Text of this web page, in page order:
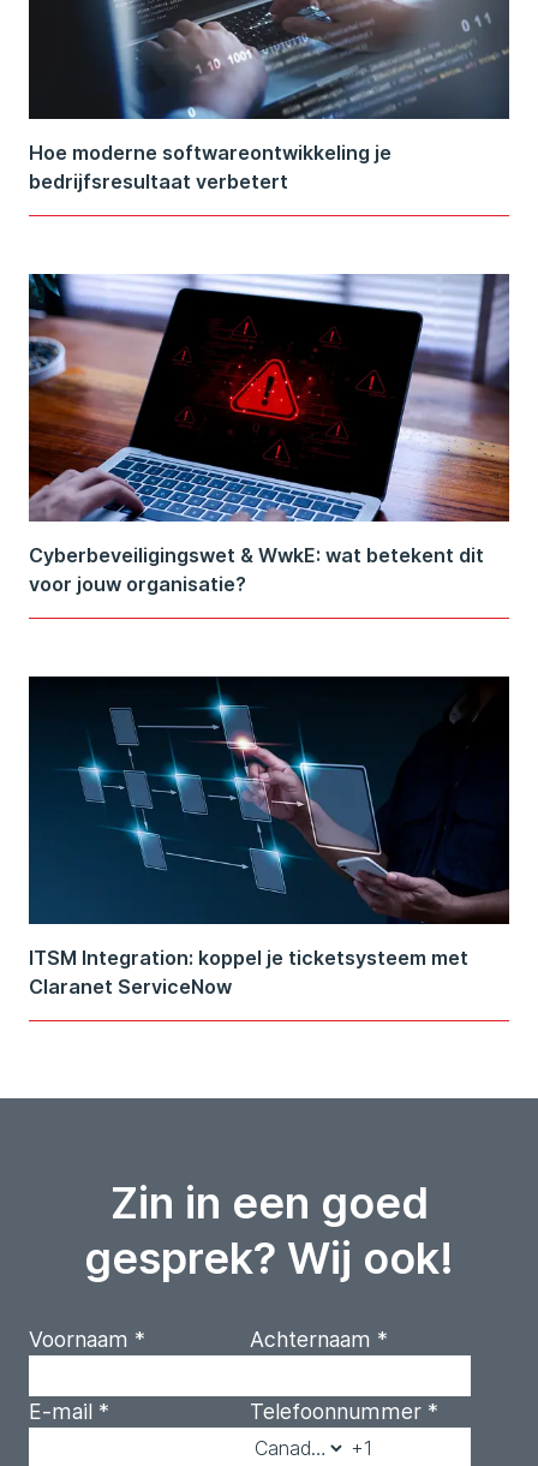
Hoe moderne softwareontwikkeling je
bedrijfsresultaat verbetert
Cyberbeveiligingswet & WwkE: wat betekent dit
voor jouw organisatie?
ITSM Integration: koppel je ticketsysteem met
Claranet ServiceNow
Zin in een goed
gesprek? Wij ook!
Voornaam * Achternaam *
E-mail * Telefoonnummer *